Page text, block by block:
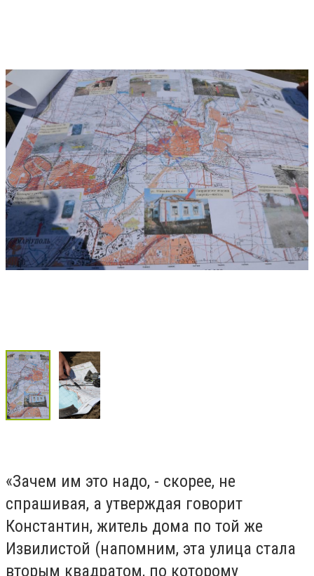
«Зачем им это надо, - скорее, не
спрашивая, а утверждая говорит
Константин, житель дома по той же
Извилистой (напомним, эта улица стала
вторым квадратом, по которому